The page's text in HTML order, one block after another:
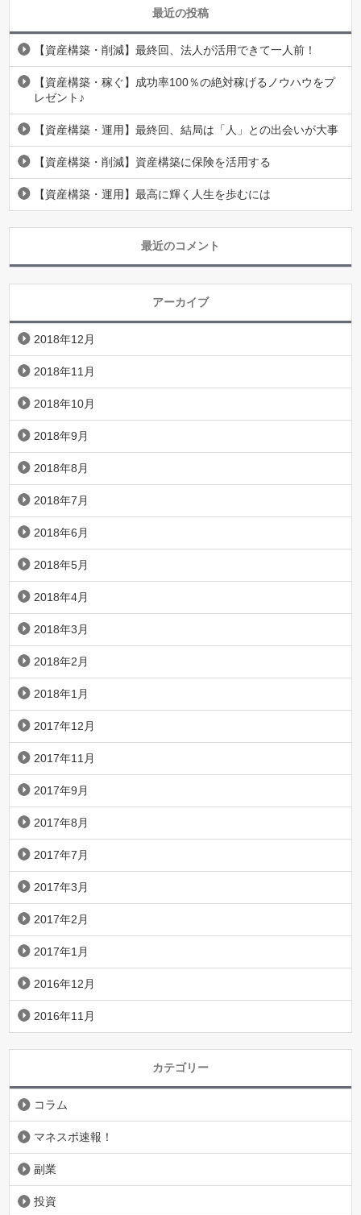
最近の投稿
【資産構築・削減】最終回、法人が活用できて一人前！
【資産構築・稼ぐ】成功率100％の絶対稼げるノウハウをプ
レゼント♪
【資産構築・運用】最終回、結局は「人」との出会いが大事
【資産構築・削減】資産構築に保険を活用する
【資産構築・運用】最高に輝く人生を歩むには
最近のコメント
アーカイブ
2018年12月
2018年11月
2018年10月
2018年9月
2018年8月
2018年7月
2018年6月
2018年5月
2018年4月
2018年3月
2018年2月
2018年1月
2017年12月
2017年11月
2017年9月
2017年8月
2017年7月
2017年3月
2017年2月
2017年1月
2016年12月
2016年11月
カテゴリー
コラム
マネスポ速報！
副業
投資